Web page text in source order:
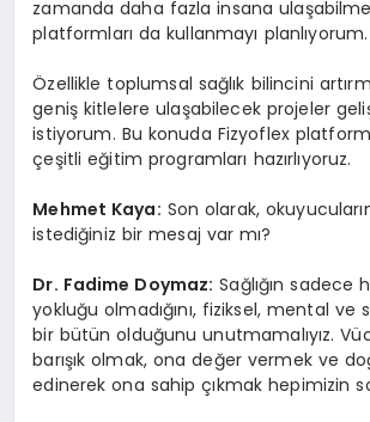
zamanda daha fazla insana
platformları da kullanmayı planlıyorum.
Özellikle toplumsal sağlık bilincini
geniş kitlelere ulaşabilecek projeler
istiyorum. Bu konuda Fizyoflex
çeşitli eğitim programları hazırlıyoruz.
Mehmet Kaya: Son olarak,
istediğiniz bir mesaj var mı?
Dr. Fadime Doymaz: Sağlığın sadece
yokluğu olmadığını, fiziksel, mental ve
bir bütün olduğunu unutmamalıyız.
barışık olmak, ona değer vermek ve
edinerek ona sahip çıkmak hepimizin